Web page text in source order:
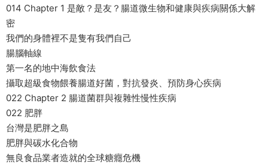
014 Chapter 1 是敵？是友？腸道微生物和健康與疾病關係大解
密
我們的身體裡不是隻有我們自己
腸腦軸線
第一名的地中海飲食法
攝取超級食物餵養腸道好菌，對抗發炎、預防身心疾病
022 Chapter 2 腸道菌群與複雜性慢性疾病
022 肥胖
台灣是肥胖之島
肥胖與碳水化合物
無良食品業者造就的全球糖癮危機